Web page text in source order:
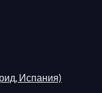
громкий
свидетельство
Испания)